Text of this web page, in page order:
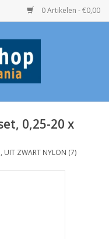
0 Artikelen - €0,00
0,25-20 x
UIT ZWART NYLON (7)